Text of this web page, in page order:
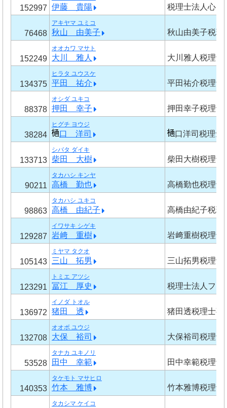
152997 伊藤 貴陽 税理士法人心
76468
アキヤマ ユミコ
秋山 由美子 秋山由美子税理
152249
オオカワ マサト
大川 雅人 大川雅人税理士
134375
ヒラタ ユウスケ
平田 祐介 平田祐介税理士
88378
オシダ ユキコ
押田 幸子 押田幸子税理士
38284
ヒグチ ヨウジ
口 洋司 口洋司税理士
133713
シバタ ダイキ
柴田 大樹 柴田大樹税理士
90211
タカハシ キンヤ
高橋 勤也 高橋勤也税理士
98863
タカハシ ユキコ
高橋 由紀子 高橋由紀子税理
129287
イワサキ シゲキ
岩﨑 重樹 岩﨑重樹税理士
105143
ミヤマ タクオ
三山 拓男 三山拓男税理士
123291
トミエ アツシ
冨江 厚史 税理士法人フォ
136972
イノダ トオル
猪田 透 猪田透税理士事
132708
オオボ ユウジ
大保 裕司 大保裕司税理士
53528
タナカ ユキノリ
田中 幸範 田中幸範税理士
140353
タケモト マサヒロ
竹本 雅博 竹本雅博税理士
タカシマ ケイコ